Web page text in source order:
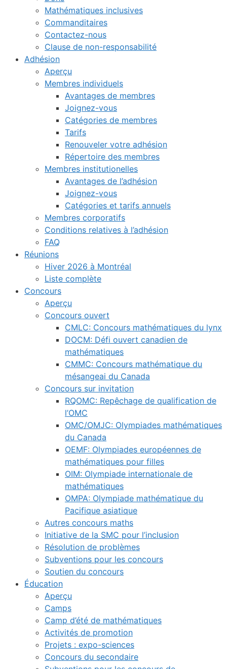
Mathématiques inclusives
Commanditaires
Contactez-nous
Clause de non-responsabilité
Adhésion
Aperçu
Membres individuels
Avantages de membres
Joignez-vous
Catégories de membres
Tarifs
Renouveler votre adhésion
Répertoire des membres
Membres institutionelles
Avantages de l’adhésion
Joignez-vous
Catégories et tarifs annuels
Membres corporatifs
Conditions relatives à l’adhésion
FAQ
Réunions
Hiver 2026 à Montréal
Liste complète
Concours
Aperçu
Concours ouvert
CMLC: Concours mathématiques du lynx
DOCM: Défi ouvert canadien de
mathématiques
CMMC: Concours mathématique du
mésangeai du Canada
Concours sur invitation
RQOMC: Repêchage de qualification de
l’OMC
OMC/OMJC: Olympiades mathématiques
du Canada
OEMF: Olympiades européennes de
mathématiques pour filles
OIM: Olympiade internationale de
mathématiques
OMPA: Olympiade mathématique du
Pacifique asiatique
Autres concours maths
Initiative de la SMC pour l’inclusion
Résolution de problèmes
Subventions pour les concours
Soutien du concours
Éducation
Aperçu
Camps
Camp d’été de mathématiques
Activités de promotion
Projets : expo-sciences
Concours du secondaire